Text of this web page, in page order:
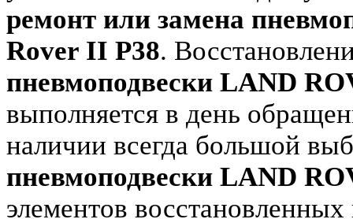
ремонт или замена
Rover II P38.
пневмоподвески LAND
выполняется в день
наличии всегда большой
пневмоподвески LAND
элементов